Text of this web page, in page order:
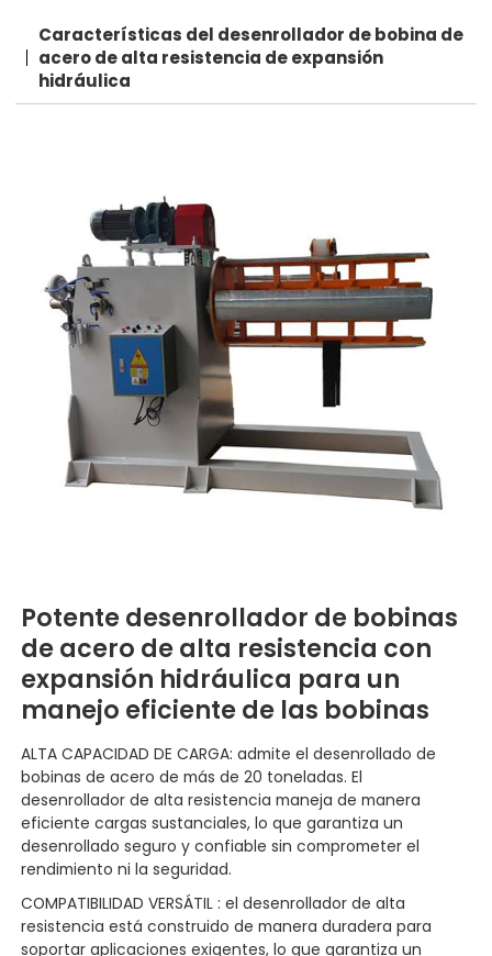
Características del desenrollador de bobina de
acero de alta resistencia de expansión
hidráulica
Potente desenrollador de bobinas
de acero de alta resistencia con
expansión hidráulica para un
manejo eficiente de las bobinas
ALTA CAPACIDAD DE CARGA: admite el desenrollado de
bobinas de acero de más de 20 toneladas. El
desenrollador de alta resistencia maneja de manera
eficiente cargas sustanciales, lo que garantiza un
desenrollado seguro y confiable sin comprometer el
rendimiento ni la seguridad.
COMPATIBILIDAD VERSÁTIL : el desenrollador de alta
resistencia está construido de manera duradera para
soportar aplicaciones exigentes, lo que garantiza un